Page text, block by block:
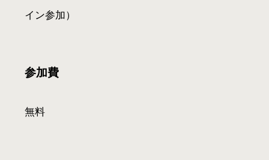
イン参加）
参加費
無料